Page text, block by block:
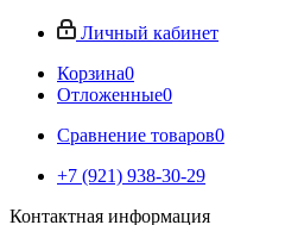
Личный кабинет
Корзина0
Отложенные0
Сравнение товаров0
+7 (921) 938-30-29
Контактная информация